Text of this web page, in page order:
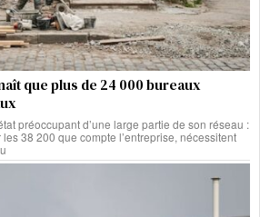
que plus de 24 000 bureaux
préoccupant d’une large partie de son réseau :
38 200 que compte l’entreprise, nécessitent